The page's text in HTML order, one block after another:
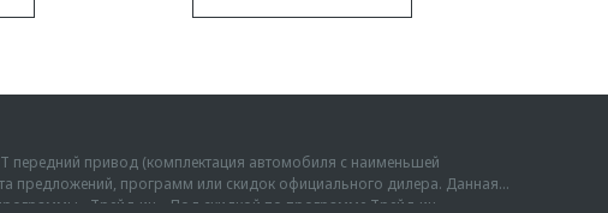
передний привод (комплектация автомобиля с наименьшей
предложений, программ или скидок официального дилера. Данная
«Трейд-ин». Под скидкой по программе Трейд-ин